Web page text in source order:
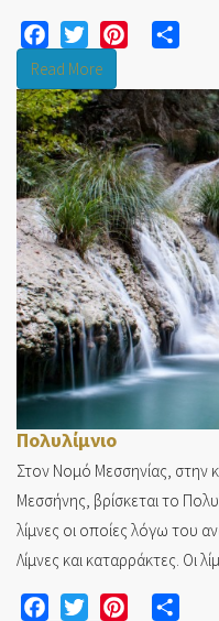
Facebook
Twitter Pinterest
Read More
Πολυλίμνιο
Στον Νομό Μεσσηνίας, στην
Μεσσήνης, βρίσκεται το
λίμνες οι οποίες λόγω του
Λίμνες και καταρράκτες. Οι
Facebook
Twitter Pinterest